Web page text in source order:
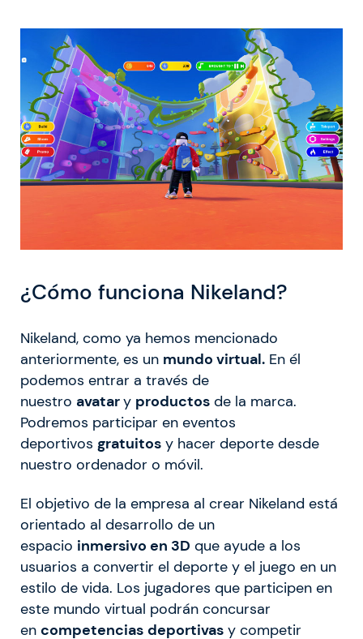
¿Cómo funciona Nikeland?
Nikeland, como ya hemos mencionado
anteriormente, es un mundo virtual. En él
podemos entrar a través de
nuestro avatary productos de la marca.
Podremos participar en eventos
deportivos gratuitos y hacer deporte desde
nuestro ordenador o móvil.
El objetivo de la empresa al crear Nikeland está
orientado al desarrollo de un
espacio inmersivo en 3D que ayude a los
usuarios a convertir el deporte y el juego en un
estilo de vida. Los jugadores que participen en
este mundo virtual podrán concursar
en competencias deportivas y competir